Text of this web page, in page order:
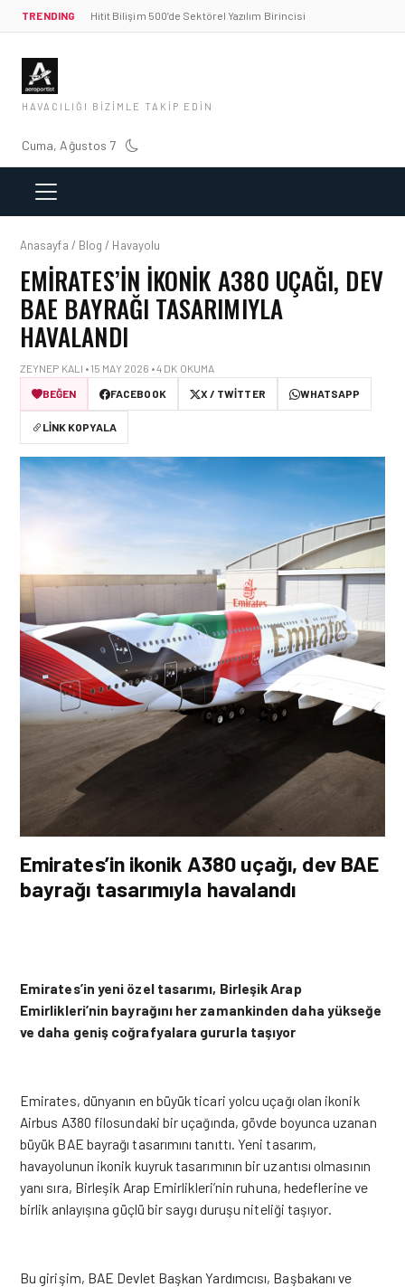
TRENDING Hitit Bilişim 500’de Sektörel Yazılım Birincisi
HAVACILIĞI BIZIMLE TAKIP EDIN
Cuma, Ağustos 7
Anasayfa / Blog / Havayolu
EMIRATES’IN IKONIK A380 UÇAĞI, DEV
BAE BAYRAĞI TASARIMIYLA
HAVALANDI
ZEYNEP KALI • 15 MAY 2026 • 4 DK OKUMA
BEĞEN
FACEBOOK X / TWITTER WHATSAPP
LINK KOPYALA
Emirates’in ikonik A380 uçağı, dev BAE
bayrağı tasarımıyla havalandı
Emirates’in yeni özel tasarımı, Birleşik Arap
Emirlikleri’nin bayrağını her zamankinden daha yükseğe
ve daha geniş coğrafyalara gururla taşıyor
Emirates, dünyanın en büyük ticari yolcu uçağı olan ikonik
Airbus A380 filosundaki bir uçağında, gövde boyunca uzanan
büyük BAE bayrağı tasarımını tanıttı. Yeni tasarım,
havayolunun ikonik kuyruk tasarımının bir uzantısı olmasının
yanı sıra, Birleşik Arap Emirlikleri’nin ruhuna, hedeflerine ve
birlik anlayışına güçlü bir saygı duruşu niteliği taşıyor.
Bu girişim, BAE Devlet Başkan Yardımcısı, Başbakanı ve